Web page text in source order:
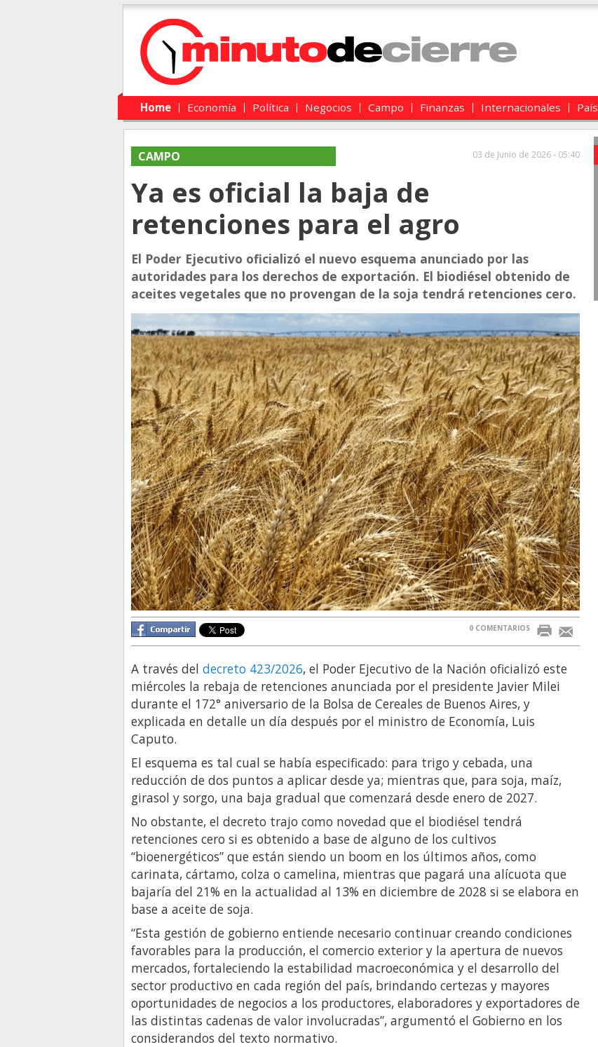
Main menu
Skip to primary content
Skip to secondary content
Home Economía Política Negocios Campo Finanzas Internacionales País
CAMPO 03 de Junio de 2026 - 05:40
Ya es oficial la baja de
retenciones para el agro
El Poder Ejecutivo oficializó el nuevo esquema anunciado por las
autoridades para los derechos de exportación. El biodiésel obtenido de
aceites vegetales que no provengan de la soja tendrá retenciones cero.
0 COMENTARIOS
A través del decreto 423/2026, el Poder Ejecutivo de la Nación oficializó este
miércoles la rebaja de retenciones anunciada por el presidente Javier Milei
durante el 172° aniversario de la Bolsa de Cereales de Buenos Aires, y
explicada en detalle un día después por el ministro de Economía, Luis
Caputo.
El esquema es tal cual se había especificado: para trigo y cebada, una
reducción de dos puntos a aplicar desde ya; mientras que, para soja, maíz,
girasol y sorgo, una baja gradual que comenzará desde enero de 2027.
No obstante, el decreto trajo como novedad que el biodiésel tendrá
retenciones cero si es obtenido a base de alguno de los cultivos
“bioenergéticos” que están siendo un boom en los últimos años, como
carinata, cártamo, colza o camelina, mientras que pagará una alícuota que
bajaría del 21% en la actualidad al 13% en diciembre de 2028 si se elabora en
base a aceite de soja.
“Esta gestión de gobierno entiende necesario continuar creando condiciones
favorables para la producción, el comercio exterior y la apertura de nuevos
mercados, fortaleciendo la estabilidad macroeconómica y el desarrollo del
sector productivo en cada región del país, brindando certezas y mayores
oportunidades de negocios a los productores, elaboradores y exportadores de
las distintas cadenas de valor involucradas”, argumentó el Gobierno en los
considerandos del texto normativo.